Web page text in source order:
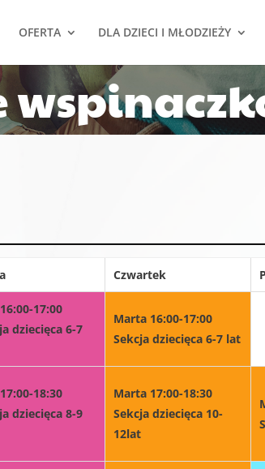
OFERTA DLA DZIECI I MŁODZIEŻY
Czwartek
17:00
dziecięca 6-7
Marta 16:00-17:00
Sekcja dziecięca 6-7 lat
18:30
dziecięca 8-9
Marta 17:00-18:30
Sekcja dziecięca 10-
12lat